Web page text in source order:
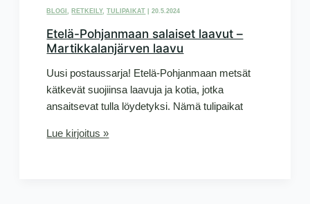
BLOGI, RETKEILY,TULIPAIKAT |20.5.2024
Etelä-Pohjanmaan salaiset laavut –
Martikkalanjärven laavu
Uusi postaussarja! Etelä-Pohjanmaan metsät
kätkevät suojiinsa laavuja ja kotia, jotka
ansaitsevat tulla löydetyksi. Nämä tulipaikat
Etelä-
Lue kirjoitus »